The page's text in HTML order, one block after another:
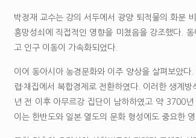
박정재 교수는 강의 서두에서 광양 퇴적물의 화분
흥망성쇠에 직접적인 영향을 미쳤음을 강조했다.
고 인구 이동이 가속화되었다.
이어 동아시아 농경문화와 이주 양상을 살펴보았
렵·채집에서 복합경제로 전환하였다. 이러한 생계
년 전 이후 아무르강 집단이 남하하였고 약 3700
이는 한반도와 일본 열도의 문화 형성에도 중요한 영